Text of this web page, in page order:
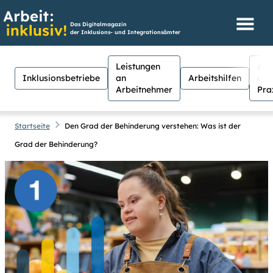
Das Digitalmagazin
der Inklusions- und Integrationsämter
Inklusionsbetriebe
Leistungen
an
Arbeitnehmer
Arbeitshilfen
Suche
Suchen
Suche schließen
Hilfen
Für Menschen mit Sehschwäche
besteht hier die Möglichkeit, den
Kontrast stärker einzustellen.
(Klicken Sie dazu beiKontrastauf
Startseite
Den Grad der Behinderung verstehen: Was ist der
Grad der Behinderung?